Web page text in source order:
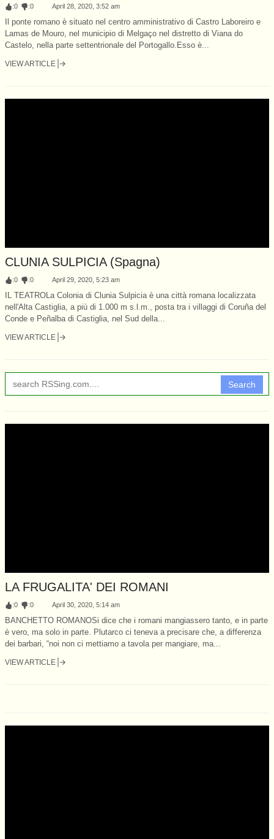
:0 :0 April 28, 2020, 3:52 am
Il ponte romano è situato nel centro amministrativo di Castro Laboreiro e
Lamas de Mouro, nel municipio di Melgaço nel distretto di Viana do
Castelo, nella parte settentrionale del Portogallo.Esso è...
VIEW ARTICLE
CLUNIA SULPICIA (Spagna)
:0 :0 April 29, 2020, 5:23 am
IL TEATROLa Colonia di Clunia Sulpicia è una città romana localizzata
nell'Alta Castiglia, a più di 1.000 m s.l.m., posta tra i villaggi di Coruña del
Conde e Peñalba di Castiglia, nel Sud della...
VIEW ARTICLE
Search
LA FRUGALITA' DEI ROMANI
:0 :0 April 30, 2020, 5:14 am
BANCHETTO ROMANOSi dice che i romani mangiassero tanto, e in parte
è vero, ma solo in parte. Plutarco ci teneva a precisare che, a differenza
dei barbari, “noi non ci mettiamo a tavola per mangiare, ma...
VIEW ARTICLE